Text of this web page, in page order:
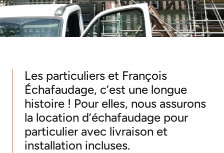
Les particuliers et François
Échafaudage, c’est une longue
histoire ! Pour elles, nous assurons
la location d’échafaudage pour
particulier avec livraison et
installation incluses.